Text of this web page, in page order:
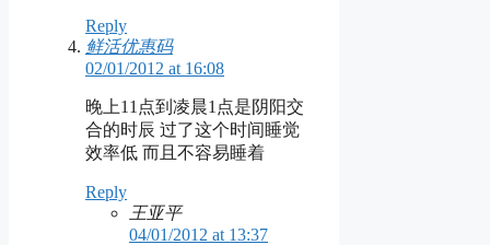
Reply
鲜活优惠码
02/01/2012 at 16:08
晚上11点到凌晨1点是阴阳交
合的时辰 过了这个时间睡觉
效率低 而且不容易睡着
Reply
王亚平
04/01/2012 at 13:37